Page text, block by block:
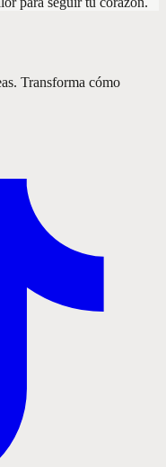
Transforma cómo